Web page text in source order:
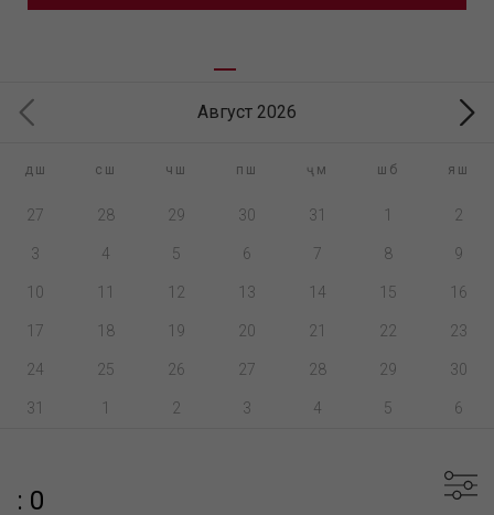
Август 2026
дш сш чш пш ҷм шб яш
27 28 29 30 31 1 2
3 4 5 6 7 8 9
10 11 12 13 14 15 16
17 18 19 20 21 22 23
24 25 26 27 28 29 30
31 1 2 3 4 5 6
: 0